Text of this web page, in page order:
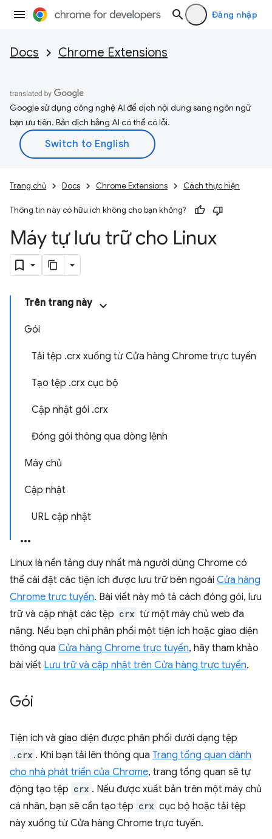
Đăng nhập
Docs Chrome Extensions
Google sử dụng công nghệ AI để dịch nội dung sang ngôn ngữ
bạn ưu tiên. Bản dịch bằng AI có thể có lỗi.
Trang chủ Docs Chrome Extensions Cách thực hiện
Thông tin này có hữu ích không cho bạn không?
Máy tự lưu trữ cho Linux
Trên trang này
Gói
Tải tệp .crx xuống từ Cửa hàng Chrome trực tuyến
Tạo tệp .crx cục bộ
Cập nhật gói .crx
Đóng gói thông qua dòng lệnh
Máy chủ
Cập nhật
URL cập nhật
Linux là nền tảng duy nhất mà người dùng Chrome có
thể cài đặt các tiện ích được lưu trữ bên ngoài Cửa hàng
Chrome trực tuyến. Bài viết này mô tả cách đóng gói, lưu
trữ và cập nhật các tệp crx từ một máy chủ web đa
năng. Nếu bạn chỉ phân phối một tiện ích hoặc giao diện
thông qua Cửa hàng Chrome trực tuyến, hãy tham khảo
bài viết Lưu trữ và cập nhật trên Cửa hàng trực tuyến.
Gói
Tiện ích và giao diện được phân phối dưới dạng tệp
.crx . Khi bạn tải lên thông qua Trang tổng quan dành
cho nhà phát triển của Chrome, trang tổng quan sẽ tự
động tạo tệp crx . Nếu được xuất bản trên một máy chủ
cá nhân, bạn sẽ cần tạo tệp crx cục bộ hoặc tải tệp
này xuống từ Cửa hàng Chrome trực tuyến.